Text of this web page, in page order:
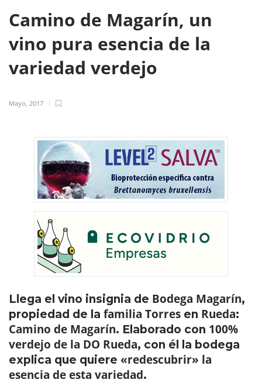
Camino de Magarín, un
vino pura esencia de la
variedad verdejo
Mayo, 2017
Llega el vino insignia de Bodega Magarín,
propiedad de la familia Torres en Rueda:
Camino de Magarín. Elaborado con 100%
verdejo de la DO Rueda, con él la bodega
explica que quiere «redescubrir» la
esencia de esta variedad.